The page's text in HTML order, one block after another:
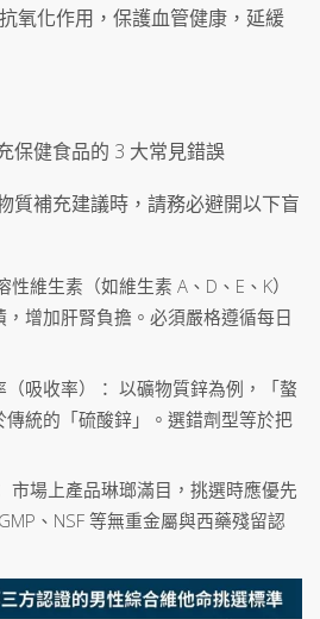
氧化作用，保護血管健康，延緩
保健食品的 3 大常見錯誤
質補充建議時，請務必避開以下盲
維生素（如維生素 A、D、E、K）
增加肝腎負擔。必須嚴格遵循每日
吸收率）： 以礦物質鋅為例，「螯
統的「硫酸鋅」。選錯劑型等於把
市場上產品琳瑯滿目，挑選時應優先
、NSF 等無重金屬與西藥殘留認